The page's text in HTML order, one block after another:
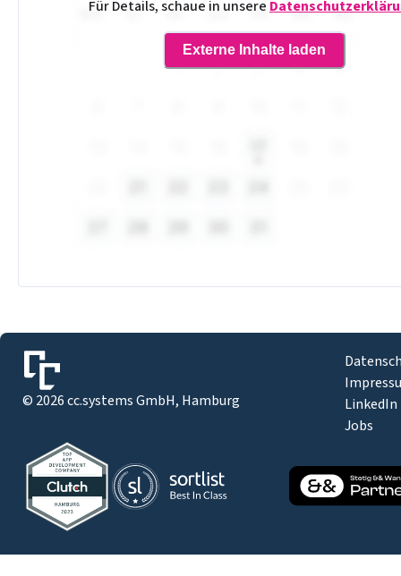
Für Details, schaue in unsere
Externe Inhalte laden
© 2026cc.systems GmbH, Hamburg
Jobs
LinkedIn